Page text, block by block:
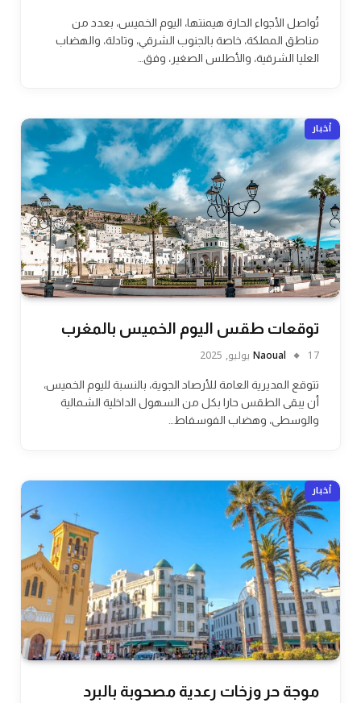
تُواصل الأجواء الحارة هيمنتها، اليوم الخميس، بعدد من
مناطق المملكة، خاصة بالجنوب الشرقي، وتادلة، والهضاب
العليا الشرقية، والأطلس الصغير، وفق…
أخبار
توقعات طقس اليوم الخميس بالمغرب
Naoual 17 يوليو, 2025
تتوقع المديرية العامة للأرصاد الجوية، بالنسبة لليوم الخميس،
أن يبقى الطقس حارا بكل من السهول الداخلية الشمالية
والوسطى، وهضاب الفوسفاط…
أخبار
موجة حر وزخات رعدية مصحوبة بالبرد